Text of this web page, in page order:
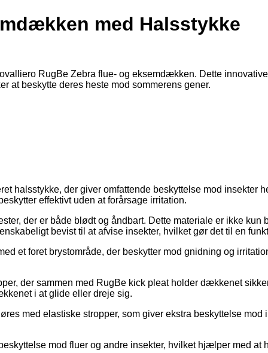
med Halsstykke
RugBe Zebra flue- og eksemdækken. Dette
at beskytte deres heste mod sommerens gener.
halsstykke, der giver omfattende beskyttelse mod insekter
effektivt uden at forårsage irritation.
der er både blødt og åndbart. Dette materiale er ikke
bevist til at afvise insekter, hvilket gør det til en
et foret brystområde, der beskytter mod gnidning og
der sammen med RugBe kick pleat holder dækkenet
i at glide eller dreje sig.
med elastiske stropper, som giver ekstra beskyttelse
mod fluer og andre insekter, hvilket hjælper med at